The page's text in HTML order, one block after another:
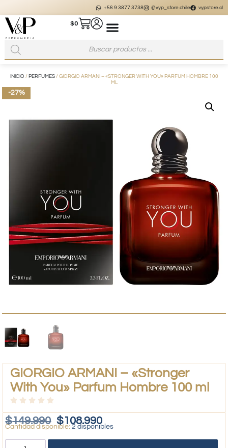
+56 9 3877 3738 @vyp_store.chile vypstore.cl
$0
INICIO / PERFUMES/ GIORGIO ARMANI – «STRONGER WITH YOU» PARFUM HOMBRE 100
ML
-27%
GIORGIO ARMANI – «Stronger
With You» Parfum Hombre 100 ml
$149.990 $108.990
2 disponibles